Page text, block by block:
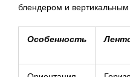
блендером и
Особенность